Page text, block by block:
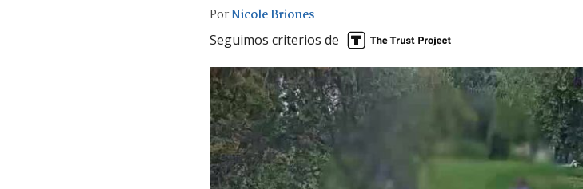
PorNicole Briones
Seguimos criterios de